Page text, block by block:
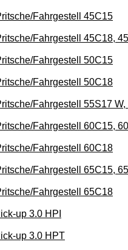
Fahrgestell 45C15
Fahrgestell 45C18,
Fahrgestell 50C15
Fahrgestell 50C18
Fahrgestell 55S17
Fahrgestell 60C15,
Fahrgestell 60C18
Fahrgestell 65C15,
Fahrgestell 65C18
up 3.0 HPI
up 3.0 HPT